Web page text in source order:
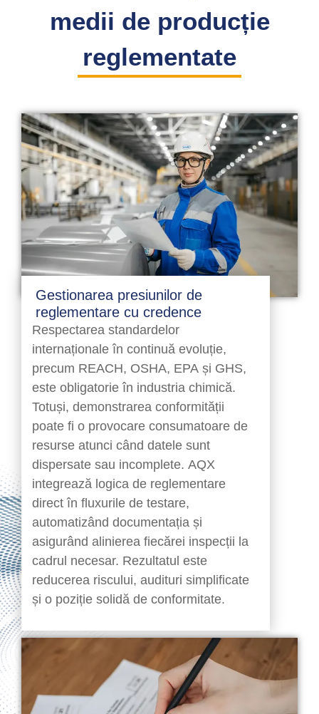
medii de producție
reglementate
Gestionarea presiunilor de
reglementare cu credence
Respectarea standardelor
internaționale în continuă evoluție,
precum REACH, OSHA, EPA și GHS,
este obligatorie în industria chimică.
Totuși, demonstrarea conformității
poate fi o provocare consumatoare de
resurse atunci când datele sunt
dispersate sau incomplete. AQX
integrează logica de reglementare
direct în fluxurile de testare,
automatizând documentația și
asigurând alinierea fiecărei inspecții la
cadrul necesar. Rezultatul este
reducerea riscului, audituri simplificate
și o poziție solidă de conformitate.